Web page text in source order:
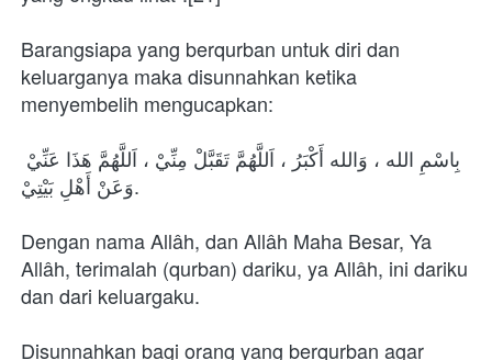
Barangsiapa yang berqurban untuk diri dan
keluarganya maka disunnahkan ketika
menyembelih mengucapkan:
وَعَنْ أَهْلِ بَيْتِيْ.
Dengan nama Allâh, dan Allâh Maha Besar, Ya
Allâh, terimalah (qurban) dariku, ya Allâh, ini dariku
dan dari keluargaku.
Disunnahkan bagi orang yang berqurban agar